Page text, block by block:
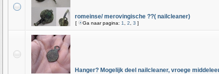
romeinse/ merovingische ??( nailcleaner)
[ Ga naar pagina: 1 2 3 ]
Hanger? Mogelijk deel nailcleaner, vroege